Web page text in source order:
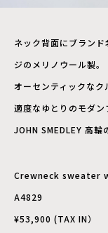
ネック背面にブラン
ジのメリノウール製。
オーセンティックな
適度なゆとりのモダン
JOHN SMEDLEY 高輪
Crewneck
A4829
¥53,900 (TAX IN）